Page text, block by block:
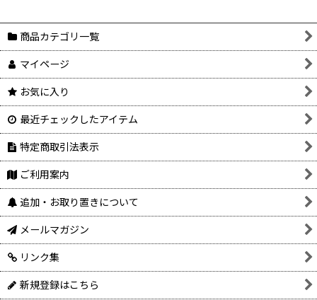
商品カテゴリ一覧
マイページ
お気に入り
最近チェックしたアイテム
特定商取引法表示
ご利用案内
追加・お取り置きについて
メールマガジン
リンク集
新規登録はこちら